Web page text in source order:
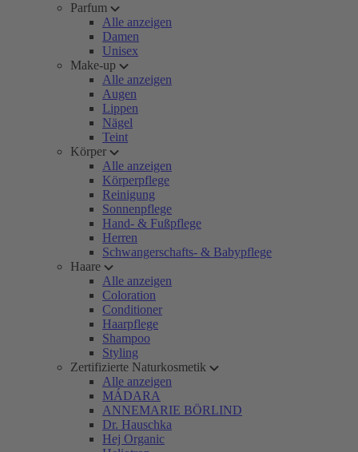
Parfum
Alle anzeigen
Damen
Unisex
Make-up
Alle anzeigen
Augen
Lippen
Nägel
Teint
Körper
Alle anzeigen
Körperpflege
Reinigung
Sonnenpflege
Hand- & Fußpflege
Herren
Schwangerschafts- & Babypflege
Haare
Alle anzeigen
Coloration
Conditioner
Haarpflege
Shampoo
Styling
Zertifizierte Naturkosmetik
Alle anzeigen
MÁDARA
ANNEMARIE BÖRLIND
Dr. Hauschka
Hej Organic